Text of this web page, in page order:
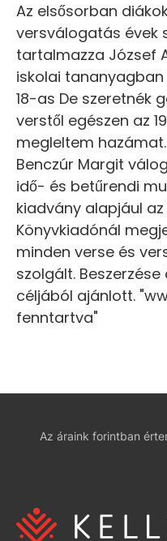
Az elsősorban
versválogatás évek
tartalmazza József
iskolai tananyagban
18-as De szeretnék
verstől egészen az
megleltem
Benczúr Margit
idő- és betűrendi
kiadvány alapjául
Könyvkiadónál
minden verse és
szolgált.
céljából ajánlott.
fenntartva"
Az áraink forintban